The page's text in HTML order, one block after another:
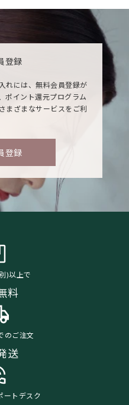
登録
れには、無料会員登録が
ポイント還元プログラム
まざまなサービスをご利
登録
)以上で
料
のご注文
送
ートデスク